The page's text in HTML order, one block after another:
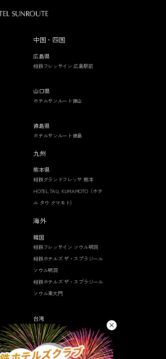
中国・四国
広島県
相鉄フレッサイン 広島駅前
山口県
ホテルサンルート徳山
徳島県
ホテルサンルート徳島
九州
熊本県
相鉄グランドフレッサ 熊本
HOTEL TAU, KUMAMOTO（ホテ
ル タウ クマモト）
海外
韓国
相鉄フレッサイン ソウル明洞
相鉄ホテルズ ザ・スプラジール
ソウル明洞
相鉄ホテルズ ザ・スプラジール
ソウル東大門
台湾
相鉄グランドフレッサ 台北西門
ホテルサンルート台北